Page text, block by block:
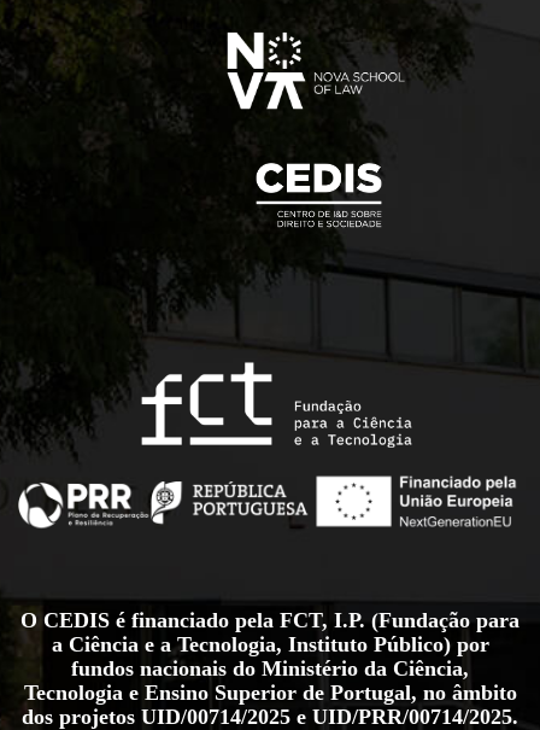
O CEDIS é financiado pela FCT, I.P. (Fundação para
a Ciência e a Tecnologia, Instituto Público) por
fundos nacionais do Ministério da Ciência,
Tecnologia e Ensino Superior de Portugal, no âmbito
dos projetos UID/00714/2025 e UID/PRR/00714/2025.